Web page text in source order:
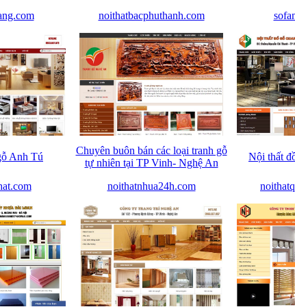
noithatbacphuthanh.com
Anh Tú
Chuyên buôn bán các loại tranh gỗ
tự nhiên tại TP Vinh- Nghệ An
noithatnhua24h.com
Nội thất